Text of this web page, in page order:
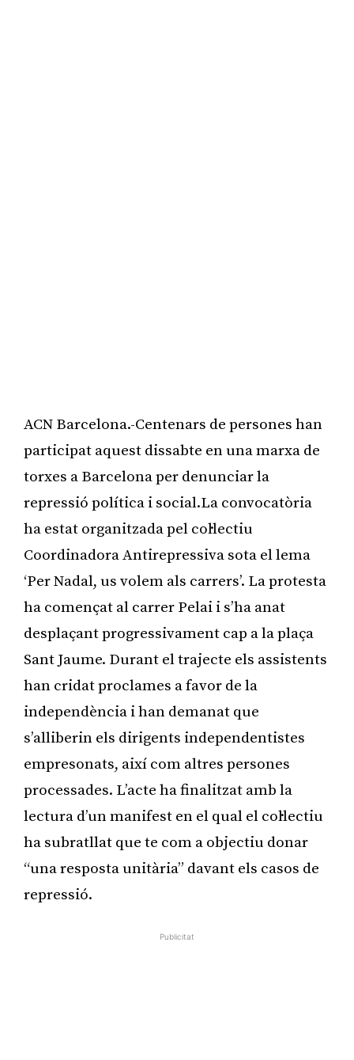
ACN Barcelona.-Centenars de persones han
participat aquest dissabte en una marxa de
torxes a Barcelona per denunciar la
repressió política i social.La convocatòria
ha estat organitzada pel col·lectiu
Coordinadora Antirepressiva sota el lema
‘Per Nadal, us volem als carrers’. La protesta
ha començat al carrer Pelai i s’ha anat
desplaçant progressivament cap a la plaça
Sant Jaume. Durant el trajecte els assistents
han cridat proclames a favor de la
independència i han demanat que
s’alliberin els dirigents independentistes
empresonats, així com altres persones
processades. L’acte ha finalitzat amb la
lectura d’un manifest en el qual el col·lectiu
ha subratllat que te com a objectiu donar
“una resposta unitària” davant els casos de
repressió.
Publicitat